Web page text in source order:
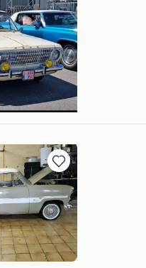
Bewaren
in
Mijn
Favorieten